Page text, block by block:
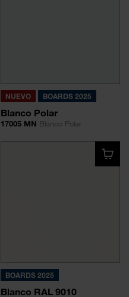
NUEVO BOARDS 2025
Blanco Polar
17005 MN Blanco Polar
BOARDS 2025
Blanco RAL 9010